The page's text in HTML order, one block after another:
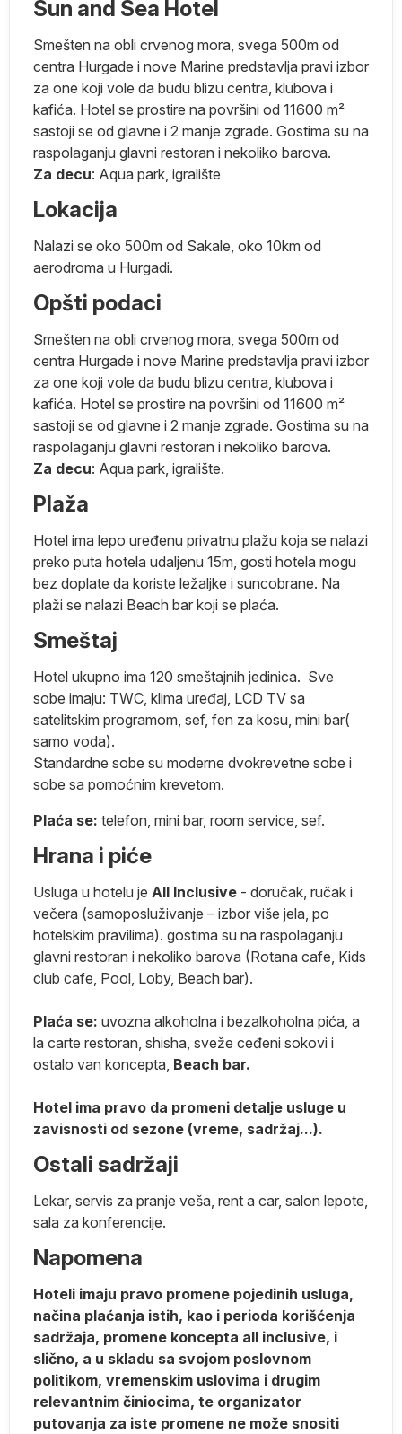
Sun and Sea Hotel
Smešten na obli crvenog mora, svega 500m od
centra Hurgade i nove Marine predstavlja pravi izbor
za one koji vole da budu blizu centra, klubova i
kafića. Hotel se prostire na površini od 11600 m²
sastoji se od glavne i 2 manje zgrade. Gostima su na
raspolaganju glavni restoran i nekoliko barova.
Za decu: Aqua park, igralište
Lokacija
Nalazi se oko 500m od Sakale, oko 10km od
aerodroma u Hurgadi.
Opšti podaci
Smešten na obli crvenog mora, svega 500m od
centra Hurgade i nove Marine predstavlja pravi izbor
za one koji vole da budu blizu centra, klubova i
kafića. Hotel se prostire na površini od 11600 m²
sastoji se od glavne i 2 manje zgrade. Gostima su na
raspolaganju glavni restoran i nekoliko barova.
Za decu: Aqua park, igralište.
Plaža
Hotel ima lepo uređenu privatnu plažu koja se nalazi
preko puta hotela udaljenu 15m, gosti hotela mogu
bez doplate da koriste ležaljke i suncobrane. Na
plaži se nalazi Beach bar koji se plaća.
Smeštaj
Hotel ukupno ima 120 smeštajnih jedinica. Sve
sobe imaju: TWC, klima uređaj, LCD TV sa
satelitskim programom, sef, fen za kosu, mini bar(
samo voda).
Standardne sobe su moderne dvokrevetne sobe i
sobe sa pomoćnim krevetom.
Plaća se: telefon, mini bar, room service, sef.
Hrana i piće
Usluga u hotelu je All Inclusive - doručak, ručak i
večera (samoposluživanje – izbor više jela, po
hotelskim pravilima). gostima su na raspolaganju
glavni restoran i nekoliko barova (Rotana cafe, Kids
club cafe, Pool, Loby, Beach bar).
Plaća se: uvozna alkoholna i bezalkoholna pića, a
la carte restoran, shisha, sveže ceđeni sokovi i
ostalo van koncepta, Beach bar.
Hotel ima pravo da promeni detalje usluge u
zavisnosti od sezone (vreme, sadržaj...).
Ostali sadržaji
Lekar, servis za pranje veša, rent a car, salon lepote,
sala za konferencije.
Napomena
Hoteli imaju pravo promene pojedinih usluga,
načina plaćanja istih, kao i perioda korišćenja
sadržaja, promene koncepta all inclusive, i
slično, a u skladu sa svojom poslovnom
politikom, vremenskim uslovima i drugim
relevantnim činiocima, te organizator
putovanja za iste promene ne može snositi